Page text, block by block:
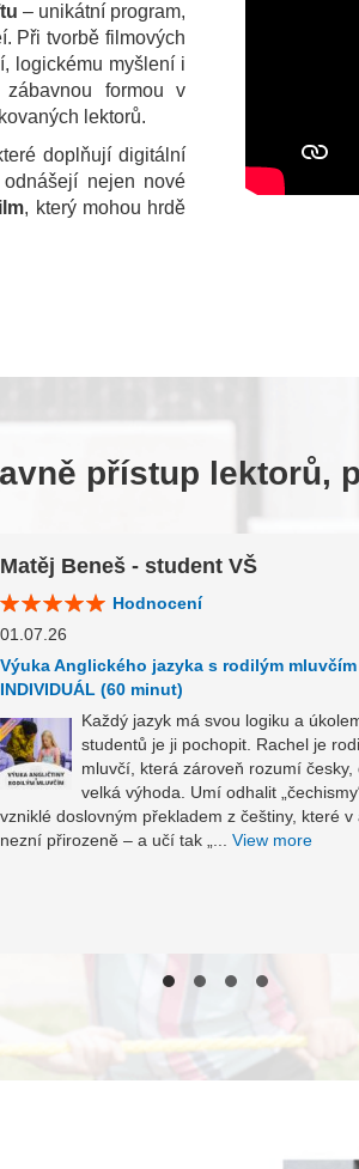
– unikátní program,
Při tvorbě filmových
logickému myšlení i
formou v
lektorů.
doplňují digitální
nejen nové
, který mohou hrdě
přístup lektorů,
Matěj Beneš - student VŠ
Hodnocení
01.07.26
Výuka Anglického jazyka s rodilým mluvčím
INDIVIDUÁL (60 minut)
Každý jazyk má svou logiku a
studentů je ji pochopit. Rachel je
mluvčí, která zároveň rozumí česky,
velká výhoda. Umí odhalit
vzniklé doslovným překladem z češtiny, které v
nezní přirozeně – a učí tak „... View more